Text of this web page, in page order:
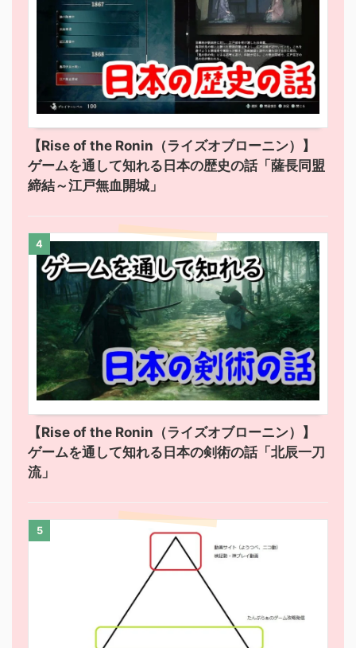
【Rise of the Ronin（ライズオブローニン）】
ゲームを通して知れる日本の歴史の話「薩長同盟
締結～江戸無血開城」
4
【Rise of the Ronin（ライズオブローニン）】
ゲームを通して知れる日本の剣術の話「北辰一刀
流」
5